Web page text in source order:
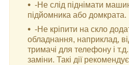
-Не слід піднімати
підйомника або домкрата.
-Не кріпити на скло
обладнання, наприклад,
тримачі для телефону і т.д.
заміни. Такі дії